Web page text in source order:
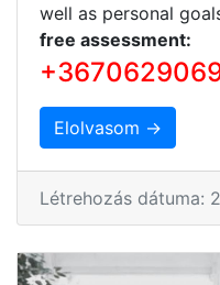
well as personal
free assessment:
Elolvasom →
Létrehozás dátuma: